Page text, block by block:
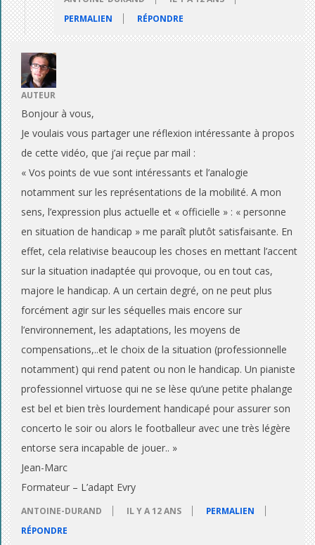
p
?
(
V
i
d
é
o
)
PERMALIEN
RÉPONDRE
AUTEUR
Bonjour à vous,
Je voulais vous partager une réflexion intéressante à propos
de cette vidéo, que j’ai reçue par mail :
« Vos points de vue sont intéressants et l’analogie
notamment sur les représentations de la mobilité. A mon
sens, l’expression plus actuelle et « officielle » : « personne
en situation de handicap » me paraît plutôt satisfaisante. En
effet, cela relativise beaucoup les choses en mettant l’accent
sur la situation inadaptée qui provoque, ou en tout cas,
majore le handicap. A un certain degré, on ne peut plus
forcément agir sur les séquelles mais encore sur
l’environnement, les adaptations, les moyens de
compensations,..et le choix de la situation (professionnelle
notamment) qui rend patent ou non le handicap. Un pianiste
professionnel virtuose qui ne se lèse qu’une petite phalange
est bel et bien très lourdement handicapé pour assurer son
concerto le soir ou alors le footballeur avec une très légère
entorse sera incapable de jouer.. »
Jean-Marc
Formateur – L’adapt Evry
ANTOINE-DURAND IL Y A 12 ANS
PERMALIEN
RÉPONDRE